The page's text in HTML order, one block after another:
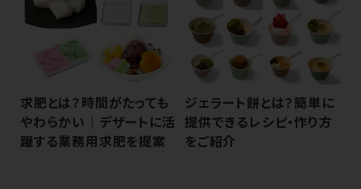
求肥とは？時間がたっても
やわらかい｜デザートに活
躍する業務用求肥を提案
ジェラート餅とは？簡単に
提供できるレシピ・作り方
をご紹介